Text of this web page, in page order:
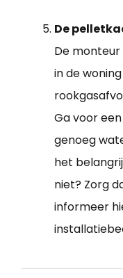
De
De
in de
Ga voor
genoeg
het
niet? Zorg
informeer